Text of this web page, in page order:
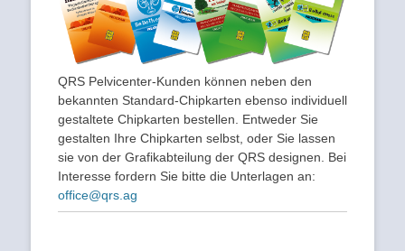
QRS Pelvicenter-Kunden können neben den
bekannten Standard-Chipkarten ebenso individuell
gestaltete Chipkarten bestellen. Entweder Sie
gestalten Ihre Chipkarten selbst, oder Sie lassen
sie von der Grafikabteilung der QRS designen. Bei
Interesse fordern Sie bitte die Unterlagen an:
office@qrs.ag